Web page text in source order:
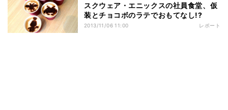
スクウェア・エニックスの社員食堂、仮
装とチョコボのラテでおもてなし!?
2013/11/06 11:00 レポート